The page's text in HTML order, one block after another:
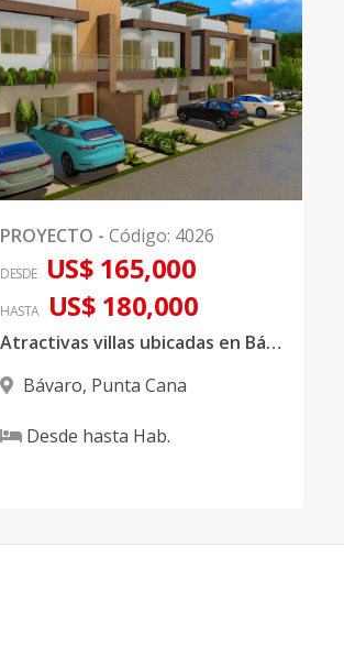
PROYECTO - Código: 4026
DESDE US$ 165,000
HASTA US$ 180,000
Atractivas villas ubicadas en Bávaro
Bávaro, Punta Cana
Desde hasta Hab.